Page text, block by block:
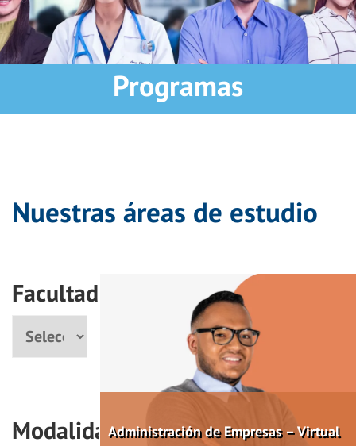
Programas
Nuestras áreas de estudio
Facultad
ModalidadAdministración de Empresas – Virtual